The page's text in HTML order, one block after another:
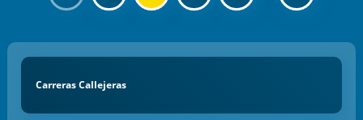
Carreras Callejeras